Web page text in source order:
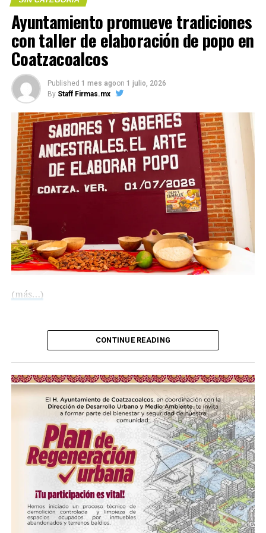
Me gusta esto:
COMPARTE ESTA INFORMACIÓN
Ayuntamiento promueve tradiciones
con taller de elaboración de popo en
Coatzacoalcos
Published 1 mes agoon 1 julio, 2026
By Staff Firmas.mx
(más…)
Me gusta esto:
COMPARTE ESTA INFORMACIÓN
CONTINUE READING